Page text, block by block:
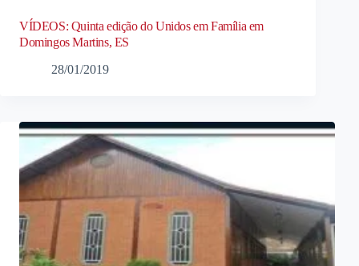
VÍDEOS: Quinta edição do Unidos em Família em
Domingos Martins, ES
28/01/2019